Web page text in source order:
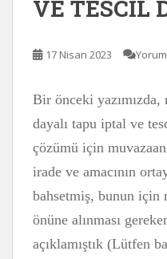
VE TESCİL
17 Nisan 2023
Bir önceki yazımızda,
dayalı tapu iptal ve
çözümü için
irade ve amacının
bahsetmiş, bunun için
önüne alınması
açıklamıştık (Lütfen